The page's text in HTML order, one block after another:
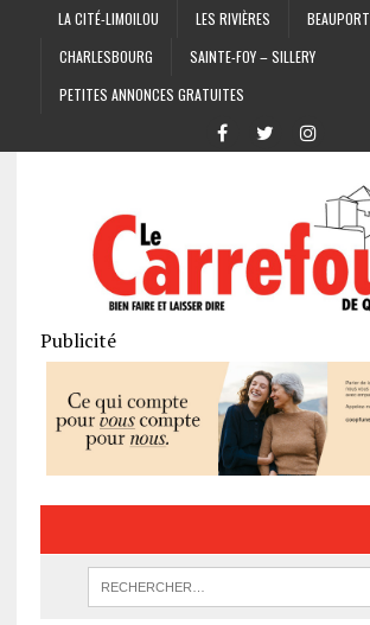
LA CITÉ-LIMOILOU LES RIVIÈRES
BEAUPORT
CHARLESBOURG
SAINTE-FOY – SILLERY
PETITES ANNONCES GRATUITES
Publicité